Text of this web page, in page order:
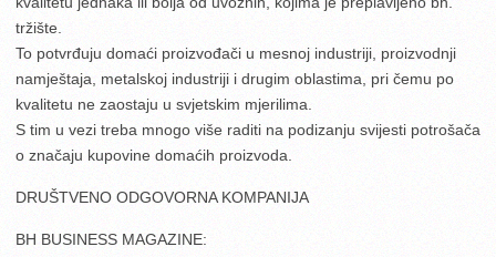
tržište.
To potvrđuju domaći proizvođači u mesnoj industriji, proizvodnji
namještaja, metalskoj industriji i drugim oblastima, pri čemu po
kvalitetu ne zaostaju u svjetskim mjerilima.
S tim u vezi treba mnogo više raditi na podizanju svijesti potrošača
o značaju kupovine domaćih proizvoda.
DRUŠTVENO ODGOVORNA KOMPANIJA
BH BUSINESS MAGAZINE: